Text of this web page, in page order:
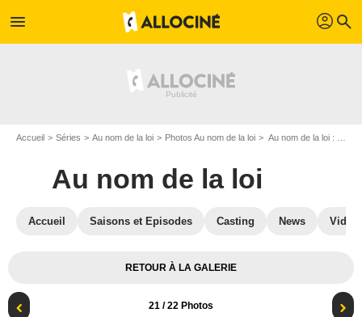
menu profil search
Accueil Séries Au nom de la loi Photos Au nom de la loi Au nom de la loi : Photo Steve McQueen
Au nom de la loi
Accueil Saisons et Episodes Casting News
RETOUR À LA GALERIE
21 / 22 Photos